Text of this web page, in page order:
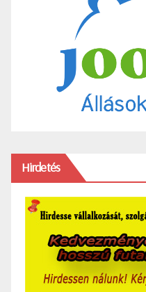
Hirdetés